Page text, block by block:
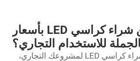
أين يمكن شراء كراسي LED بأسعار
للاستخدام التجاري؟
إذا كنت تبحث عن شراء كراسي LED لمشروعك التجاري،